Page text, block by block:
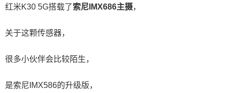
红米K30 5G搭载了索尼IMX686主摄，
关于这颗传感器，
很多小伙伴会比较陌生，
是索尼IMX586的升级版，